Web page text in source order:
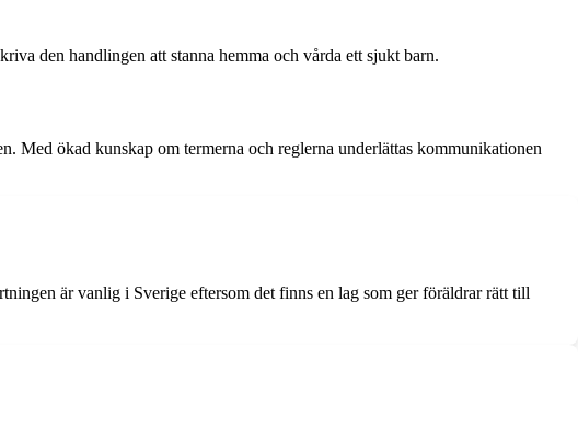
den handlingen att stanna hemma och vårda ett sjukt barn.
Med ökad kunskap om termerna och reglerna underlättas kommunikationen
är vanlig i Sverige eftersom det finns en lag som ger föräldrar rätt till